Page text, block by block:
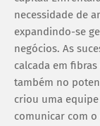
necessidade de
expandindo-se
negócios. As
calcada em
também no
criou uma
comunicar com